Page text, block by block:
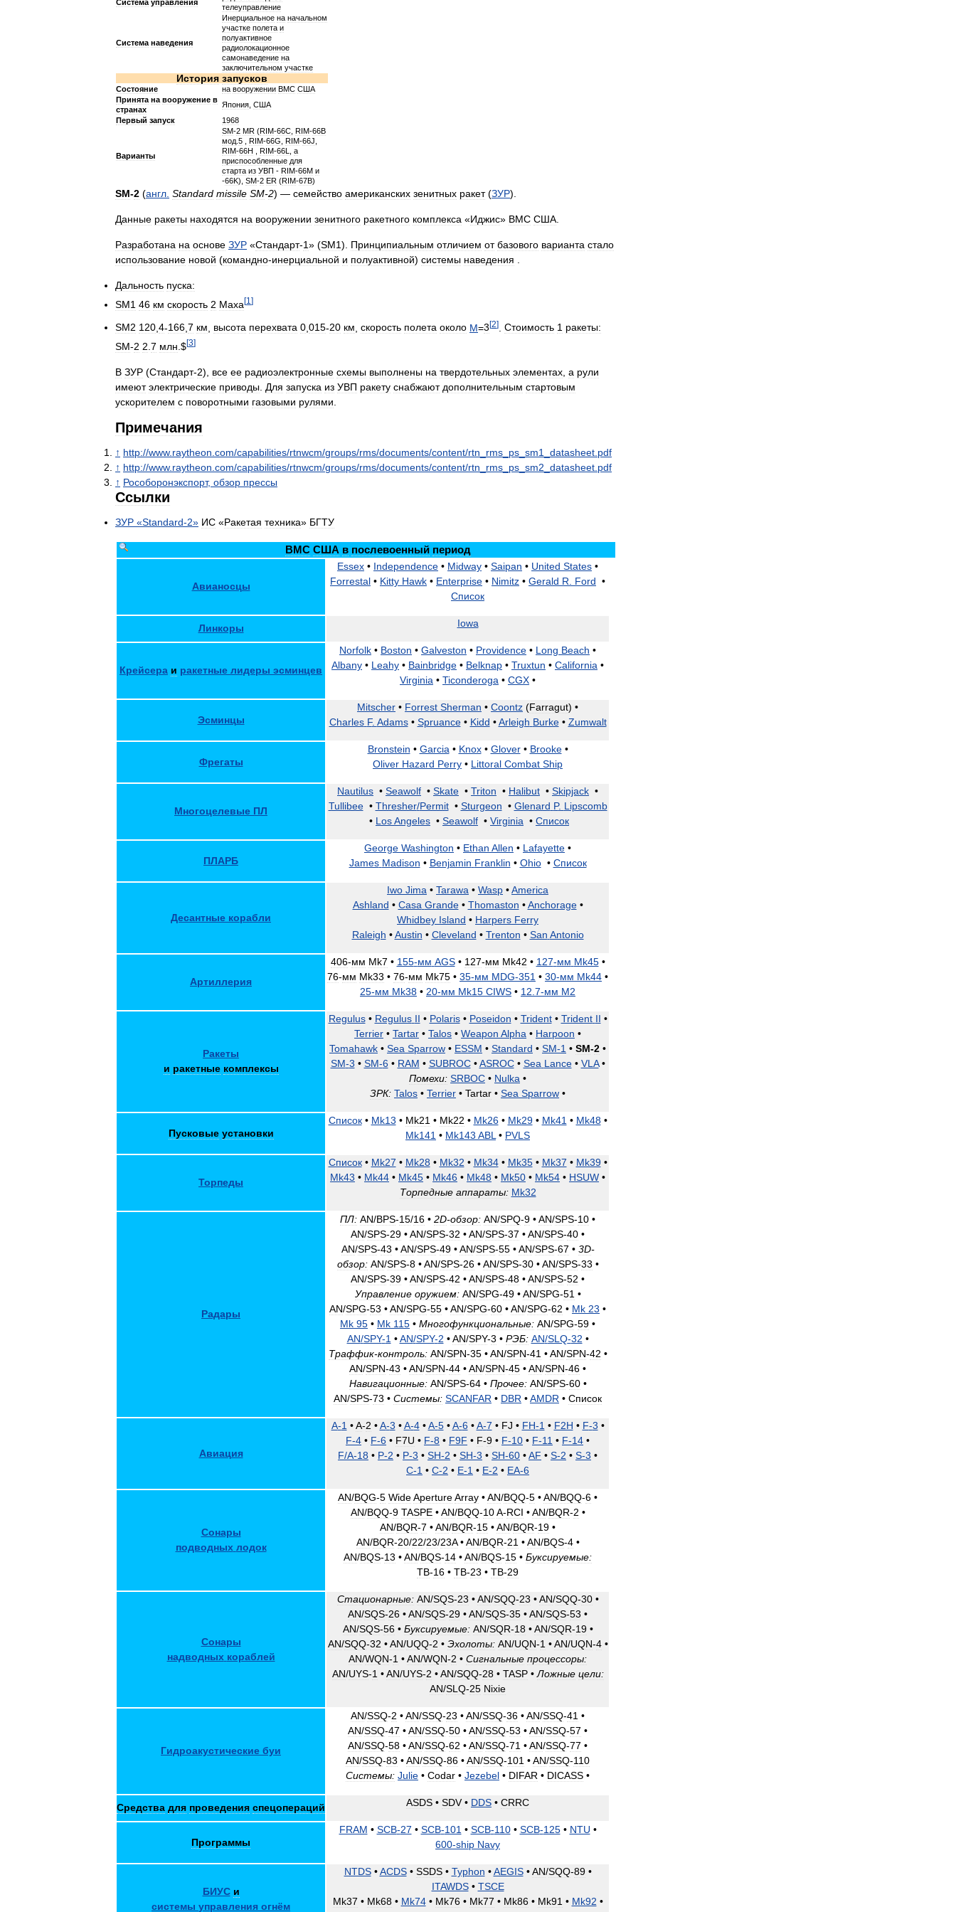
Система управления
телеуправление
Система наведения
Инерциальное на начальном
участке полета и
полуактивное
радиолокационное
самонаведение на
заключительном участке
История запусков
Состояние на вооружении ВМС США
Принята на вооружение в
странах
Япония США
Первый запуск 1968
Варианты
SM-2 MR (RIM-66C RIM-66B
мод 5 RIM-66G RIM-66J
RIM-66Н RIM-66L
а
приспособленные для
старта из УВП - RIM-66M и
-66K), SM-2 ER (RIM-67В)
SM-2 (англ Standard missile SM-2) — семейство американских зенитных ракет(ЗУР).
Данные ракеты находятся на вооружении зенитного ракетного комплекса «Иджис» ВМС США
Разработана на основе ЗУР «Стандарт-1» (SM1). Принципиальным отличием от базового варианта стало
использование новой (командно-инерциальной и полуактивной) системы наведения
Дальность пуска:
SM1 46 км скорость 2 Маха[1 ]
SM2 120 4-166 7 км высота перехвата 0 015-20 км скорость полета около М=3[2] Стоимость 1 ракеты:
SM-2 2 7 млн .$[3]
В ЗУР (Стандарт-2), все ее радиоэлектронные схемы выполнены на твердотельных элементах а рули
имеют электрические приводы Для запуска из УВП ракету снабжают дополнительным стартовым
ускорителем с поворотными газовыми рулями
Примечания
↑ http://www. raytheon com/capabilities/rtnwcm/groups/rms/documents/content/rtn rms ps sm1 datasheet pdf
↑ http://www. raytheon com/capabilities/rtnwcm/groups/rms/documents/content/rtn rms ps sm2 datasheet pdf
↑ Рособоронэкспорт, обзор прессы
Ссылки
ЗУР «Standard-2» ИС «Ракетая техника» БГТУ
ВМС США в послевоенный период
Авианосцы
Essex • Independence • Midway • Saipan • United States •
Forrestal • Kitty Hawk • Enterprise • Nimitz • Gerald R Ford •
Список
Линкоры Iowa
Крейсера и ракетные лидеры эсминцев
Norfolk • Boston • Galveston • Providence • Long Beach •
Albany • Leahy • Bainbridge • Belknap • Truxtun • California •
Virginia • Ticonderoga • CGX •
Эсминцы
Mitscher • Forrest Sherman • Coontz (Farragut) •
Charles F. Adams• Spruance• Kidd • Arleigh Burke• Zumwalt
Фрегаты
Bronstein • Garcia • Knox• Glover• Brooke•
Oliver Hazard Perry • Littoral Combat Ship
Многоцелевые ПЛ
Nautilus • Seawolf • Skate • Triton • Halibut • Skipjack •
Tullibee• Thresher/Permit• Sturgeon • Glenard P. Lipscomb
• LosAngeles • Seawolf • Virginia • Список
ПЛАРБ
George Washington • Ethan Allen • Lafayette •
James Madison • Benjamin Franklin • Ohio• Список
Десантные корабли
Iwo Jima • Tarawa • Wasp •America
Ashland • Casa Grande• Thomaston • Anchorage•
Whidbey Island • Harpers Ferry
Raleigh • Austin • Cleveland • Trenton • San Antonio
Артиллерия
406-мм Mk7 • 155-мм AGS• 127-мм Mk42 • 127-мм Mk45•
76-мм Mk33 • 76-мм Mk75 • 35-мм MDG-351 • 30-мм Mk44 •
25-мм Mk38 • 20-мм Mk15 CIWS • 12 7-мм M2
Ракеты
и ракетные комплексы
Regulus• Regulus II • Polaris• Poseidon • Trident• Trident II •
Terrier • Tartar • Talos • Weapon Alpha • Harpoon •
Tomahawk • Sea Sparrow • ESSM • Standard • SM-1 • SM-2 •
SM-3 • SM-6• RAM • SUBROC• ASROC• Sea Lance• VLA•
Помехи: SRBOC • Nulka •
ЗРК: Talos • Terrier • Tartar • Sea Sparrow •
Пусковые установки
Список• Mk13 • Mk21 • Mk22 • Mk26• Mk29• Mk41 • Mk48•
Mk141 • Mk143 ABL • PVLS
Торпеды
Список• Mk27 • Mk28 • Mk32 • Mk34• Mk35• Mk37 • Mk39•
Mk43 • Mk44 • Mk45 • Mk46 • Mk48 • Mk50 • Mk54 • HSUW •
Торпедные аппараты: Mk32
Радары
ПЛ: AN/BPS-15/16 • 2D-обзор: AN/SPQ-9 •AN/SPS-10 •
AN/SPS-29 •AN/SPS-32 •AN/SPS-37 •AN/SPS-40 •
AN/SPS-43 • AN/SPS-49• AN/SPS-55• AN/SPS-67 • 3D-
обзор: AN/SPS-8• AN/SPS-26• AN/SPS-30• AN/SPS-33 •
AN/SPS-39 •AN/SPS-42 •AN/SPS-48 •AN/SPS-52 •
Управление оружием: AN/SPG-49• AN/SPG-51 •
AN/SPG-53 •AN/SPG-55 •AN/SPG-60 •AN/SPG-62 • Mk 23 •
Mk 95 • Mk 115 • Многофункциональные: AN/SPG-59 •
AN/SPY-1 • AN/SPY-2 • AN/SPY-3 • РЭБ: AN/SLQ-32 •
Траффик-контроль: AN/SPN-35• AN/SPN-41 • AN/SPN-42 •
AN/SPN-43 •AN/SPN-44 •AN/SPN-45 •AN/SPN-46 •
Навигационные: AN/SPS-64• Прочее: AN/SPS-60•
AN/SPS-73 • Системы: SCANFAR • DBR •AMDR • Список
Авиация
A-1 • A-2 • A-3 • A-4• A-5• A-6• A-7 • FJ • FH-1 • F2H • F-3 •
F-4 • F-6 • F7U • F-8 • F9F • F-9 • F-10 • F-11 • F-14 •
F/A-18 • P-2 • P-3 • SH-2 • SH-3 • SH-60 •AF • S-2 • S-3 •
C-1 • C-2 • E-1 • E-2 • EA-6
Сонары
подводных лодок
AN/BQG-5 WideApertureArray •AN/BQQ-5 •AN/BQQ-6 •
AN/BQQ-9 TASPE• AN/BQQ-10 A-RCI • AN/BQR-2 •
AN/BQR-7 •AN/BQR-15 •AN/BQR-19 •
AN/BQR-20/22/23/23A• AN/BQR-21 • AN/BQS-4•
AN/BQS-13 •AN/BQS-14 •AN/BQS-15 • Буксируемые:
TB-16 • TB-23 • TB-29
Сонары
надводных кораблей
Стационарные: AN/SQS-23 • AN/SQQ-23 • AN/SQQ-30•
AN/SQS-26 •AN/SQS-29 •AN/SQS-35 •AN/SQS-53 •
AN/SQS-56• Буксируемые: AN/SQR-18• AN/SQR-19•
AN/SQQ-32 • AN/UQQ-2 • Эхолоты: AN/UQN-1 • AN/UQN-4•
AN/WQN-1 •AN/WQN-2 • Сигнальные процессоры:
AN/UYS-1 • AN/UYS-2 • AN/SQQ-28• TASP• Ложные цели:
AN/SLQ-25 Nixie
Гидроакустические буи
AN/SSQ-2 •AN/SSQ-23 •AN/SSQ-36 •AN/SSQ-41 •
AN/SSQ-47 •AN/SSQ-50 •AN/SSQ-53 •AN/SSQ-57 •
AN/SSQ-58 •AN/SSQ-62 •AN/SSQ-71 •AN/SSQ-77 •
AN/SSQ-83 •AN/SSQ-86 •AN/SSQ-101 •AN/SSQ-110
Системы: Julie • Codar • Jezebel • DIFAR • DICASS •
Средства для проведения спецопераций ASDS • SDV• DDS • CRRC
Программы
FRAM • SCB-27 • SCB-101 • SCB-110• SCB-125• NTU •
600-ship Navy
БИУС и
системы управления огнём
NTDS• ACDS• SSDS• Typhon • AEGIS• AN/SQQ-89•
ITAWDS• TSCE
Mk37 • Mk68• Mk74• Mk76• Mk77 • Mk86• Mk91 • Mk92 •